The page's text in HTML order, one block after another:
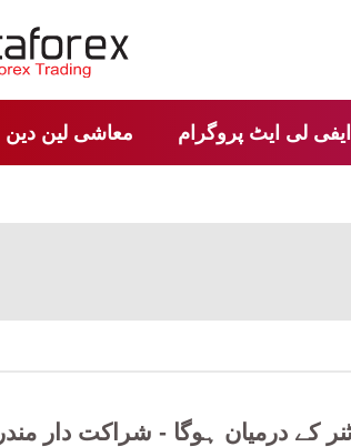
معاشی لین دین ایفی لی ایٹ پروگرام